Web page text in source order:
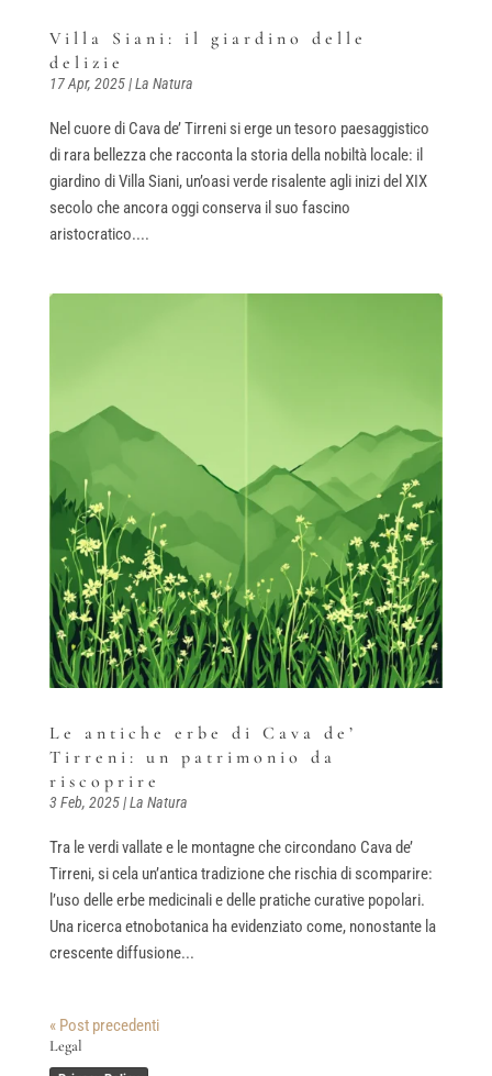
Villa Siani: il giardino delle
delizie
17 Apr, 2025|La Natura
Nel cuore di Cava de’ Tirreni si erge un tesoro paesaggistico
di rara bellezza che racconta la storia della nobiltà locale: il
giardino di Villa Siani, un’oasi verde risalente agli inizi del XIX
secolo che ancora oggi conserva il suo fascino
aristocratico....
Le antiche erbe di Cava de’
Tirreni: un patrimonio da
riscoprire
3 Feb, 2025|La Natura
Tra le verdi vallate e le montagne che circondano Cava de’
Tirreni, si cela un’antica tradizione che rischia di scomparire:
l’uso delle erbe medicinali e delle pratiche curative popolari.
Una ricerca etnobotanica ha evidenziato come, nonostante la
crescente diffusione...
« Post precedenti
Legal